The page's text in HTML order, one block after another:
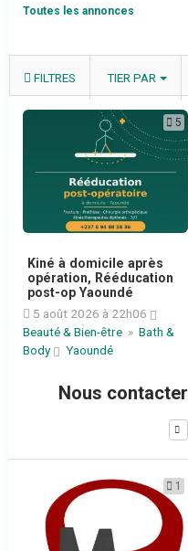
Toutes les annonces
FILTRES TIER PAR
5
Kiné à domicile après
opération, Rééducation
post-op Yaoundé
5 août 2026 à 22h06
Beauté & Bien-être » Bath &
Body
Yaoundé
Nous contacter
1